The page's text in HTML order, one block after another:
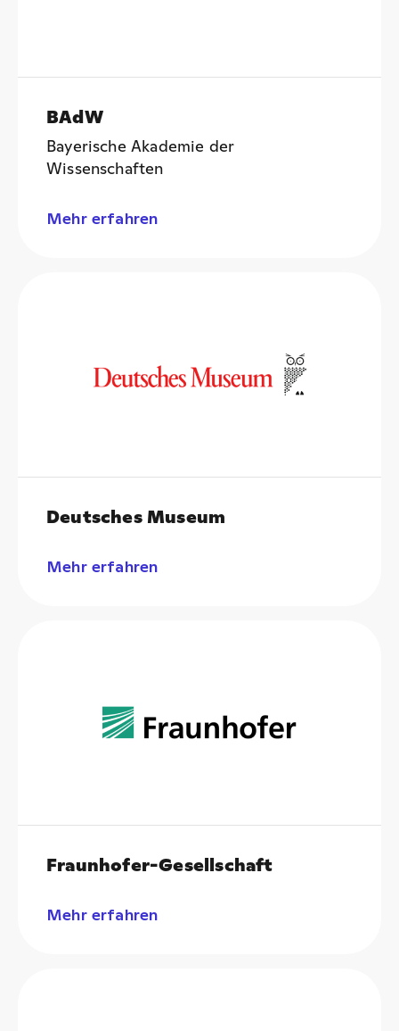
BAdW
Bayerische Akademie der
Wissenschaften
Mehr erfahren
Deutsches Museum
Mehr erfahren
Fraunhofer-Gesellschaft
Mehr erfahren